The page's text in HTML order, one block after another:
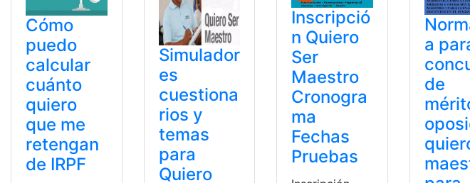
Cómo
puedo
calcular
cuánto
quiero
que me
retengan
de IRPF
Simulador
es
cuestiona
rios y
temas
para
Quiero
Inscripció
n Quiero
Ser
Maestro
Cronogra
ma
Fechas
Pruebas
a
de